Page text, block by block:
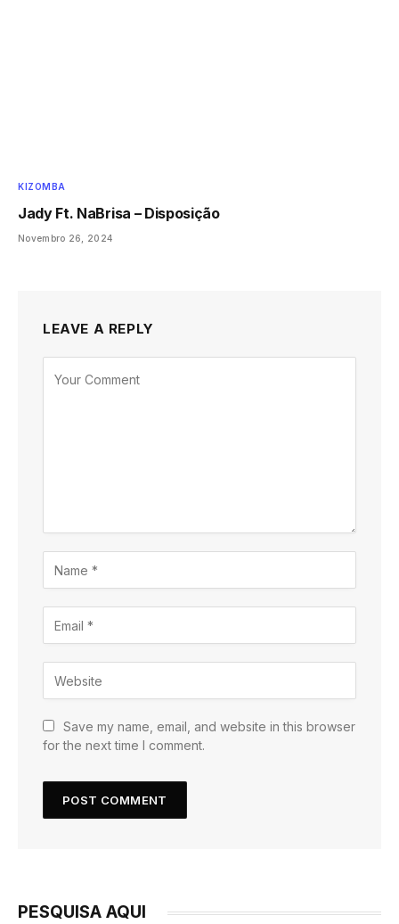
KIZOMBA
Jady Ft. NaBrisa – Disposição
Novembro 26, 2024
LEAVE A REPLY
Save my name, email, and website in this browser
for the next time I comment.
PESQUISA AQUI